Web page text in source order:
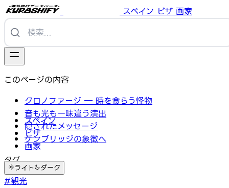
スペイン ビザ 画家
スペイン
ビザ
画家
ライト ダーク
このページの内容
クロノファージ ― 時を食らう怪物
音も光も一味違う演出
隠されたメッセージ
ケンブリッジの象徴へ
タグ
#観光